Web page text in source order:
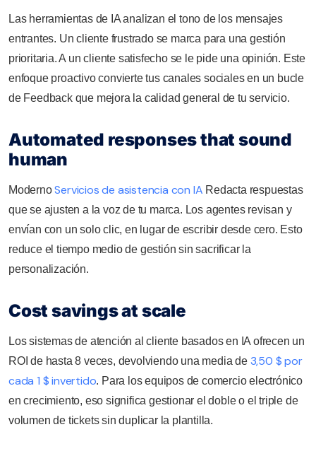
Las herramientas de IA analizan el tono de los mensajes
entrantes. Un cliente frustrado se marca para una gestión
prioritaria. A un cliente satisfecho se le pide una opinión. Este
enfoque proactivo convierte tus canales sociales en un bucle
de Feedback que mejora la calidad general de tu servicio.
Automated responses that sound
human
Moderno Servicios de asistencia con IA Redacta respuestas
que se ajusten a la voz de tu marca. Los agentes revisan y
envían con un solo clic, en lugar de escribir desde cero. Esto
reduce el tiempo medio de gestión sin sacrificar la
personalización.
Cost savings at scale
Los sistemas de atención al cliente basados en IA ofrecen un
ROI de hasta 8 veces, devolviendo una media de 3,50 $ por
cada 1 $ invertido. Para los equipos de comercio electrónico
en crecimiento, eso significa gestionar el doble o el triple de
volumen de tickets sin duplicar la plantilla.